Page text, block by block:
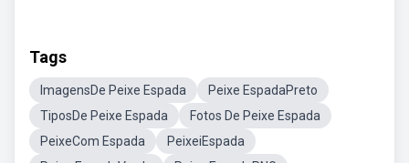
Tags
ImagensDe Peixe Espada
Peixe EspadaPreto
TiposDe Peixe Espada
Fotos De Peixe Espada
PeixeCom Espada
PeixeiEspada